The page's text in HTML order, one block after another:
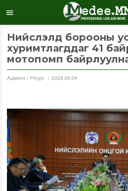
Нийслэлд борооны
хуримтлагддаг 41
мотопомп
Aдмин / Нүүр 2026.06.04